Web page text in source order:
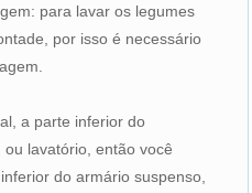
para lavar os legumes
por isso é necessário
a parte inferior do
lavatório, então você
do armário suspenso,